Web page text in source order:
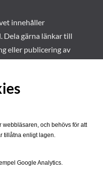
innehåller
gärna länkar till
eller publicering av
webbläsaren, och behövs för att
tillåtna enligt lagen.
Google Analytics.